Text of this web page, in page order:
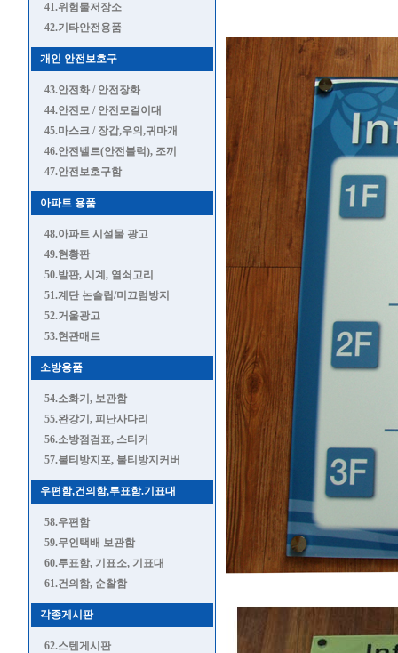
41.위험물저장소
42.기타안전용품
개인 안전보호구
43.안전화 / 안전장화
44.안전모 / 안전모걸이대
45.마스크 / 장갑,우의,귀마개
46.안전벨트(안전블럭), 조끼
47.안전보호구함
아파트 용품
48.아파트 시설물 광고
49.현황판
50.발판, 시계, 열쇠고리
51.계단 논슬립/미끄럼방지
52.거울광고
53.현관매트
소방용품
54.소화기, 보관함
55.완강기, 피난사다리
56.소방점검표, 스티커
57.불티방지포, 불티방지커버
우편함,건의함,투표함.기표대
58.우편함
59.무인택배 보관함
60.투표함, 기표소, 기표대
61.건의함, 순찰함
각종게시판
62.스텐게시판